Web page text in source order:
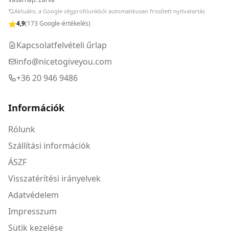
Aktuális, a Google cégprofilunkból automatikusan frissített nyitvatartás
4,9(173 Google-értékelés)
Kapcsolatfelvételi űrlap
info@nicetogiveyou.com
+36 20 946 9486
Információk
Rólunk
Szállítási információk
ÁSZF
Visszatérítési irányelvek
Adatvédelem
Impresszum
Sütik kezelése